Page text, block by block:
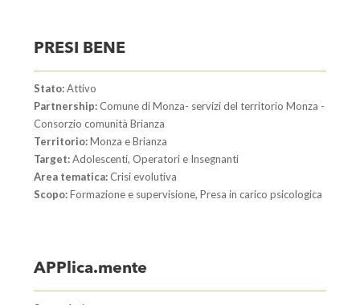
PRESI BENE
Stato:Attivo
Partnership:Comune di Monza- servizi del territorio Monza -
Consorzio comunità Brianza
Territorio:Monza e Brianza
Target:Adolescenti, Operatori e Insegnanti
Area tematica:Crisi evolutiva
Scopo:Formazione e supervisione, Presa in carico psicologica
APPlica.mente